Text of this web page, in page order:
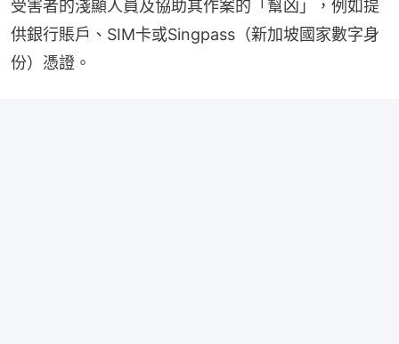
受害者的淺顯人員及協助其作案的「幫凶」，例如提
供銀行賬戶、SIM卡或Singpass（新加坡國家數字身
份）憑證。